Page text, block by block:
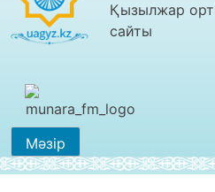
Қызылжар
сайты
Мәзір